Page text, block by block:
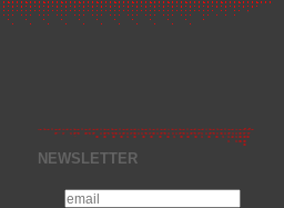
NEWSLETTER